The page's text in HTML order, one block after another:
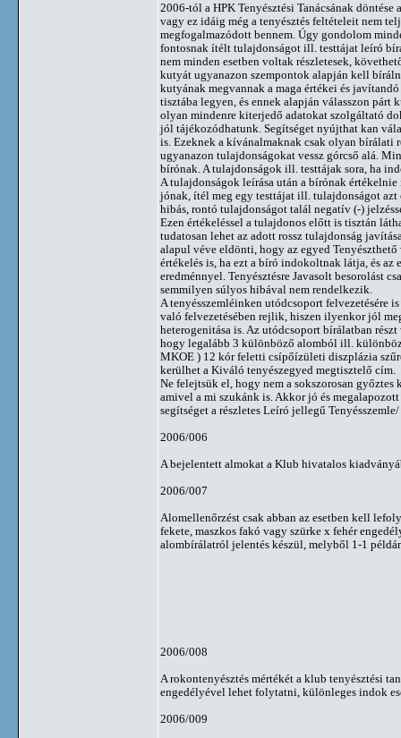
2006-tól a HPK Tenyésztési Tanácsának
vagy ez idáig még a tenyésztés feltételeit nem
megfogalmazódott bennem. Úgy gondolom
fontosnak ítélt tulajdonságot ill. testtájat leíró
nem minden esetben voltak részletesek,
kutyát ugyanazon szempontok alapján kell
kutyának megvannak a maga értékei és
tisztába legyen, és ennek alapján válasszon
olyan mindenre kiterjedő adatokat szolgáltató
jól tájékozódhatunk. Segítséget nyújthat kan
is. Ezeknek a kívánalmaknak csak olyan bírálati
ugyanazon tulajdonságokat vessz górcső alá.
bírónak. A tulajdonságok ill. testtájak sora, ha
A tulajdonságok leírása után a bírónak
jónak, ítél meg egy testtájat ill. tulajdonságot
hibás, rontó tulajdonságot talál negatív (-)
Ezen értékeléssel a tulajdonos előtt is tisztán
tudatosan lehet az adott rossz tulajdonság
alapul véve eldönti, hogy az egyed Tenyészthető
értékelés is, ha ezt a bíró indokoltnak látja, és
eredménnyel. Tenyésztésre Javasolt besorolást
semmilyen súlyos hibával nem rendelkezik.
A tenyésszemléinken utódcsoport felvezetésére
való felvezetésében rejlik, hiszen ilyenkor jól
heterogenitása is. Az utódcsoport bírálatban
hogy legalább 3 különböző alomból ill.
MKOE ) 12 kór feletti csípőízületi diszplázia
kerülhet a Kiváló tenyészegyed megtisztelő cím.
Ne felejtsük el, hogy nem a sokszorosan
amivel a mi szukánk is. Akkor jó és
segítséget a részletes Leíró jellegű Tenyésszemle/
2006/006
A bejelentett almokat a Klub hivatalos
2006/007
Alomellenőrzést csak abban az esetben kell
fekete, maszkos fakó vagy szürke x fehér
alombírálatról jelentés készül, melyből 1-1
2006/008
A rokontenyésztés mértékét a klub tenyésztési
engedélyével lehet folytatni, különleges indok
2006/009